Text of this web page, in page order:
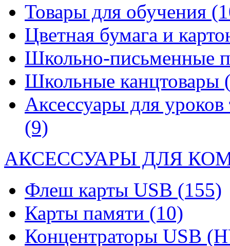
Товары для обучения
Цветная бумага и
Школьно-письменные
Школьные канцтовары
Аксессуары для уроков
(9)
АКСЕССУАРЫ ДЛЯ
Флеш карты USB (155)
Карты памяти (10)
Концентраторы USB